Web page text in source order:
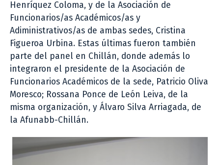
Henríquez Coloma, y de la Asociación de
Funcionarios/as Académicos/as y
Adiministrativos/as de ambas sedes, Cristina
Figueroa Urbina. Estas últimas fueron también
parte del panel en Chillán, donde además lo
integraron el presidente de la Asociación de
Funcionarios Académicos de la sede, Patricio Oliva
Moresco; Rossana Ponce de León Leiva, de la
misma organización, y Álvaro Silva Arriagada, de
la Afunabb-Chillán.